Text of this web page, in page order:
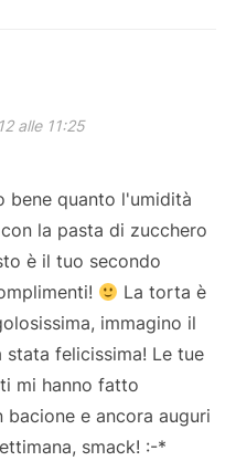
alle 11:25
bene quanto l'umidità
la pasta di zucchero
è il tuo secondo
La torta è
immagino il
stata felicissima! Le tue
mi hanno fatto
bacione e ancora auguri
smack! :-*